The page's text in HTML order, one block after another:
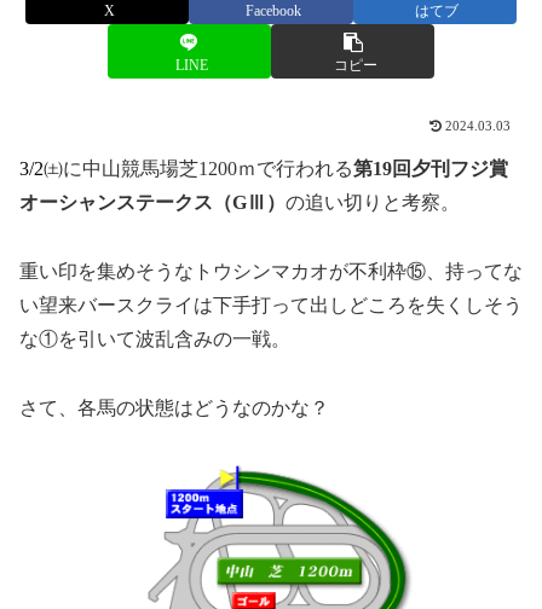
X Facebook はてブ
LINE コピー
2024.03.03
3/2㈯に中山競馬場芝1200ｍで行われる第19回夕刊フジ賞
オーシャンステークス（GⅢ） の追い切りと考察。
重い印を集めそうなトウシンマカオが不利枠⑮、持ってな
い望来バースクライは下手打って出しどころを失くしそう
な①を引いて波乱含みの一戦。
さて、各馬の状態はどうなのかな？